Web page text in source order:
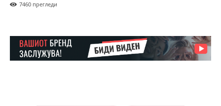
ИЗБЕРЕТЕ ПЛАН
7460 прегледи